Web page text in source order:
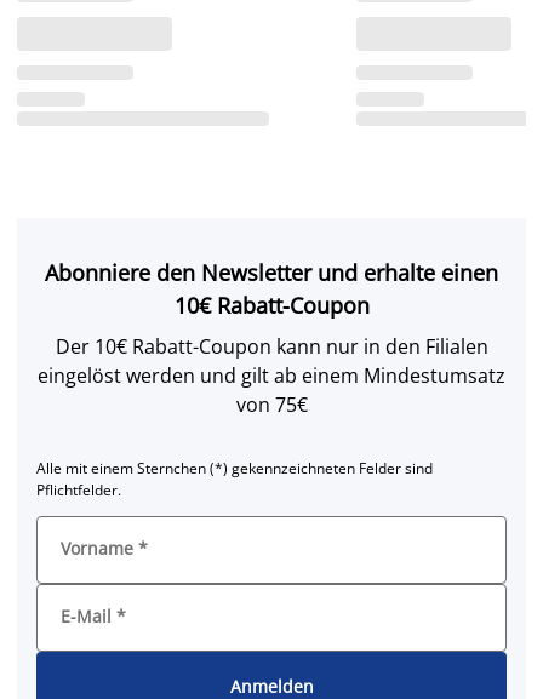
Abonniere den Newsletter und erhalte einen
10€ Rabatt-Coupon
Der 10€ Rabatt-Coupon kann nur in den Filialen
eingelöst werden und gilt ab einem Mindestumsatz
von 75€
Alle mit einem Sternchen (*) gekennzeichneten Felder sind
Pflichtfelder.
Vorname *
E-Mail *
Anmelden